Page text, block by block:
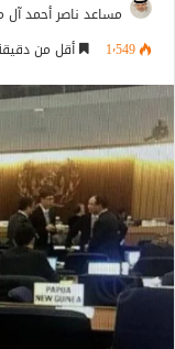
مساعد ناصر أحمد آل
1٬549
أقل من